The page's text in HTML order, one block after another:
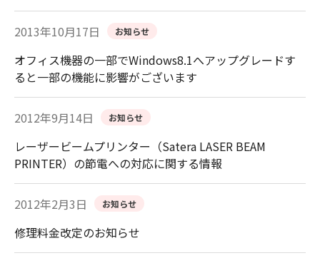
2013年10月17日 お知らせ
オフィス機器の一部でWindows8.1へアップグレードす
ると一部の機能に影響がございます
2012年9月14日 お知らせ
レーザービームプリンター（Satera LASER BEAM
PRINTER）の節電への対応に関する情報
2012年2月3日 お知らせ
修理料金改定のお知らせ